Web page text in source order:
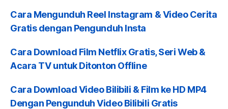
Cara Mengunduh Reel Instagram & Video Cerita
Gratis dengan Pengunduh Insta
Cara Download Film Netflix Gratis, Seri Web &
Acara TV untuk Ditonton Offline
Cara Download Video Bilibili & Film ke HD MP4
Dengan Pengunduh Video Bilibili Gratis